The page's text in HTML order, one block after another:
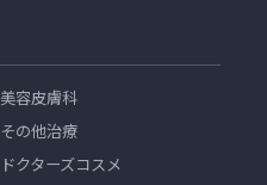
美容皮膚科
その他治療
ドクターズコスメ